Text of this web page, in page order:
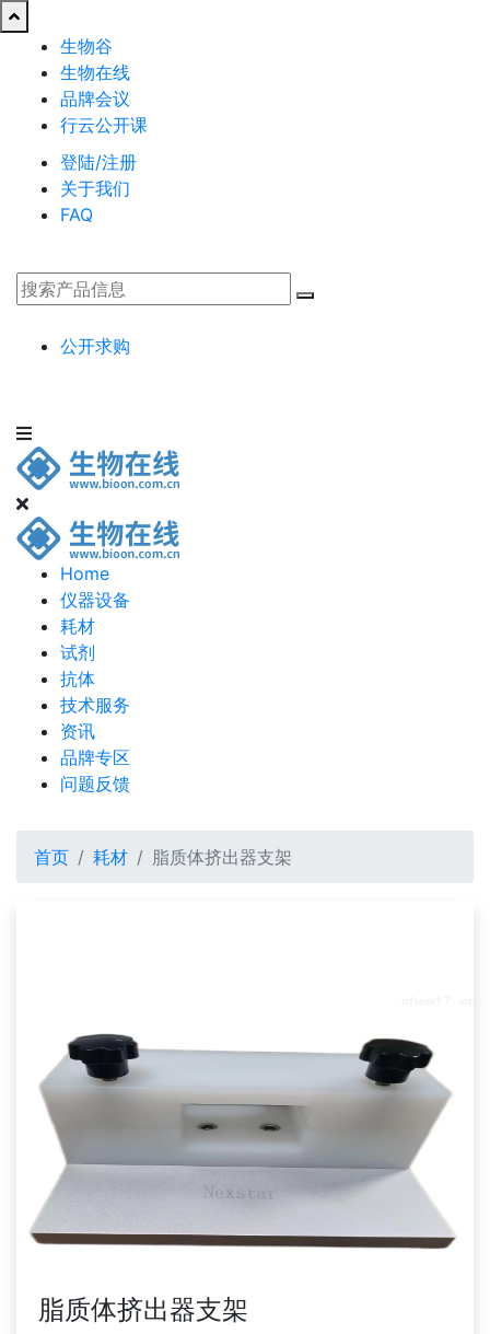
生物谷
生物在线
品牌会议
行云公开课
登陆/注册
关于我们
FAQ
公开求购
Home
仪器设备
耗材
试剂
抗体
技术服务
资讯
品牌专区
问题反馈
首页 耗材 脂质体挤出器支架
脂质体挤出器支架